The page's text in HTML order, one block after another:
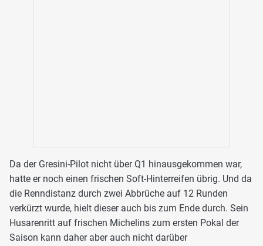
Da der Gresini-Pilot nicht über Q1 hinausgekommen war,
hatte er noch einen frischen Soft-Hinterreifen übrig. Und da
die Renndistanz durch zwei Abbrüche auf 12 Runden
verkürzt wurde, hielt dieser auch bis zum Ende durch. Sein
Husarenritt auf frischen Michelins zum ersten Pokal der
Saison kann daher aber auch nicht darüber